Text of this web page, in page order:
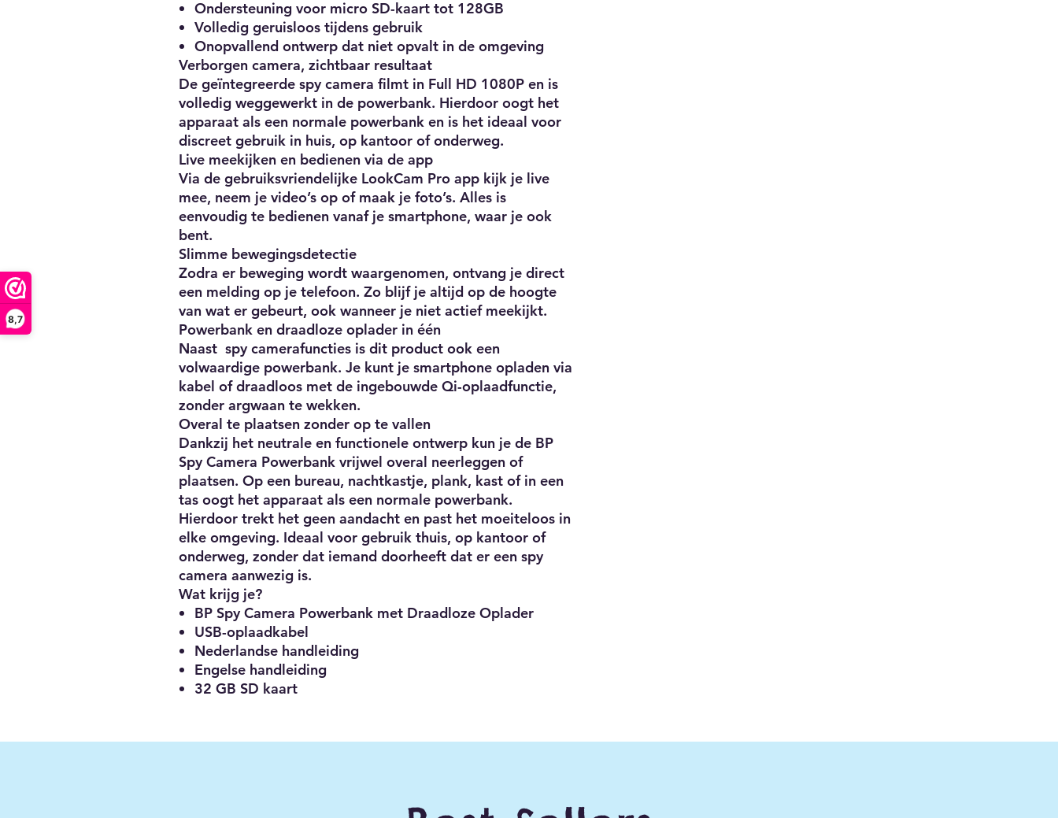
8,7
Ondersteuning voor micro SD-kaart tot 128GB
Volledig geruisloos tijdens gebruik
Onopvallend ontwerp dat niet opvalt in de omgeving
Verborgen camera, zichtbaar resultaat
De geïntegreerde spy camera filmt in Full HD 1080P en is
volledig weggewerkt in de powerbank. Hierdoor oogt het
apparaat als een normale powerbank en is het ideaal voor
discreet gebruik in huis, op kantoor of onderweg.
Live meekijken en bedienen via de app
Via de gebruiksvriendelijke LookCam Pro app kijk je live
mee, neem je video’s op of maak je foto’s. Alles is
eenvoudig te bedienen vanaf je smartphone, waar je ook
bent.
Slimme bewegingsdetectie
Zodra er beweging wordt waargenomen, ontvang je direct
een melding op je telefoon. Zo blijf je altijd op de hoogte
van wat er gebeurt, ook wanneer je niet actief meekijkt.
Powerbank en draadloze oplader in één
Naast spy camerafuncties is dit product ook een
volwaardige powerbank. Je kunt je smartphone opladen via
kabel of draadloos met de ingebouwde Qi-oplaadfunctie,
zonder argwaan te wekken.
Overal te plaatsen zonder op te vallen
Dankzij het neutrale en functionele ontwerp kun je de BP
Spy Camera Powerbank vrijwel overal neerleggen of
plaatsen. Op een bureau, nachtkastje, plank, kast of in een
tas oogt het apparaat als een normale powerbank.
Hierdoor trekt het geen aandacht en past het moeiteloos in
elke omgeving. Ideaal voor gebruik thuis, op kantoor of
onderweg, zonder dat iemand doorheeft dat er een spy
camera aanwezig is.
Wat krijg je?
BP Spy Camera Powerbank met Draadloze Oplader
USB-oplaadkabel
Nederlandse handleiding
Engelse handleiding
32 GB SD kaart